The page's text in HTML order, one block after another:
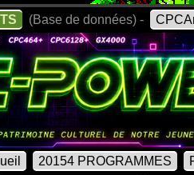
(Base de données) -
20154 PROGRAMMES